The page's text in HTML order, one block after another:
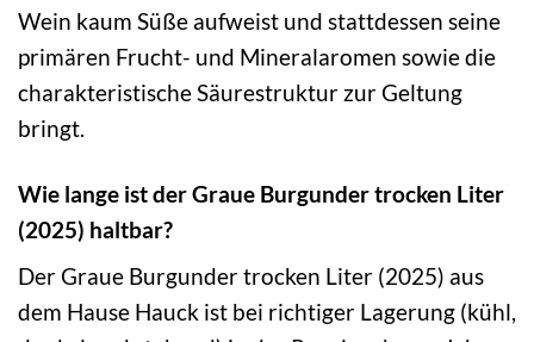
Wein kaum Süße aufweist und stattdessen seine
primären Frucht- und Mineralaromen sowie die
charakteristische Säurestruktur zur Geltung
bringt.
Wie lange ist der Graue Burgunder trocken Liter
(2025) haltbar?
Der Graue Burgunder trocken Liter (2025) aus
dem Hause Hauck ist bei richtiger Lagerung (kühl,